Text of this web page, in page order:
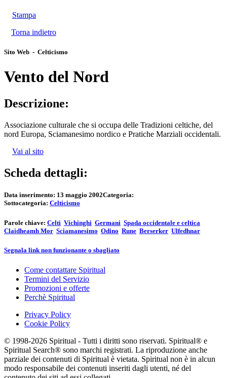
Stampa
Torna indietro
Sito Web - Celticismo
Vento del Nord
Descrizione:
Associazione culturale che si occupa delle Tradizioni celtiche, del
nord Europa, Sciamanesimo nordico e Pratiche Marziali occidentali.
Vai al sito
Scheda dettagli:
Data inserimento: 13 maggio 2002Categoria:
Sottocategoria: Celticismo
Parole chiave: Celti Vichinghi Germani Spada occidentale e celtica
Claidheamh Mor Sciamanesimo Odino Rune Berserker Ulfedhnar
Segnala link non funzionante o sbagliato
Come contattare Spiritual
Termini del Servizio
Promozioni e offerte
Perchè Spiritual
Privacy Policy
Cookie Policy
© 1998-2026 Spiritual - Tutti i diritti sono riservati. Spiritual® e
Spiritual Search® sono marchi registrati. La riproduzione anche
parziale dei contenuti di Spiritual è vietata. Spiritual non è in alcun
modo responsabile dei contenuti inseriti dagli utenti, né del